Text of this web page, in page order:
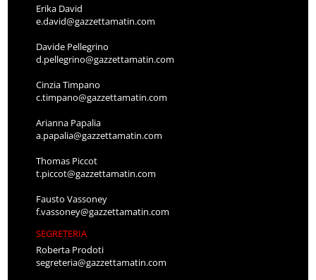
Erika David
e.david@gazzettamatin.com
Davide Pellegrino
d.pellegrino@gazzettamatin.com
Cinzia Timpano
c.timpano@gazzettamatin.com
Arianna Papalia
a.papalia@gazzettamatin.com
Thomas Piccot
t.piccot@gazzettamatin.com
Fausto Vassoney
f.vassoney@gazzettamatin.com
SEGRETERIA
Roberta Prodoti
segreteria@gazzettamatin.com